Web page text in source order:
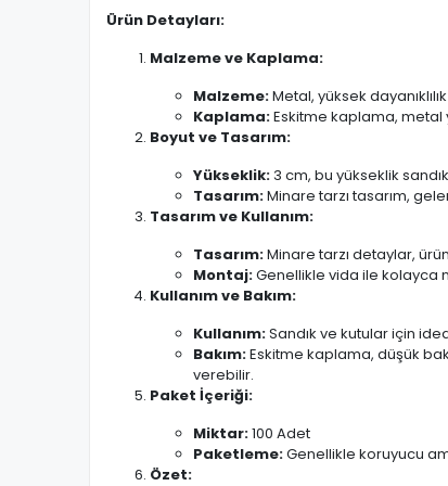
Ürün Detayları:
Malzeme ve Kaplama:
Malzeme:Metal, yüksek
Kaplama:Eskitme kaplama, metal
Boyut ve Tasarım:
Yükseklik:3 cm, bu yükseklik
Tasarım:Minare tarzı tasarım,
Tasarım ve Kullanım:
Tasarım:Minare tarzı detaylar,
Montaj:Genellikle vida ile kolayca
Kullanım ve Bakım:
Kullanım:Sandık ve kutular için
Bakım:Eskitme kaplama, düşük
verebilir.
Paket İçeriği:
Miktar:100 Adet
Paketleme:Genellikle koruyucu
Özet: